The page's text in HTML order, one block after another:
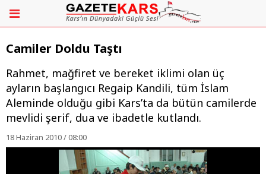
Camiler Doldu Taştı
Rahmet, mağfiret ve bereket iklimi olan üç
ayların başlangıcı Regaip Kandili, tüm İslam
Aleminde olduğu gibi Kars’ta da bütün camilerde
mevlidi şerif, dua ve ibadetle kutlandı.
18 Haziran 2010 / 08:00